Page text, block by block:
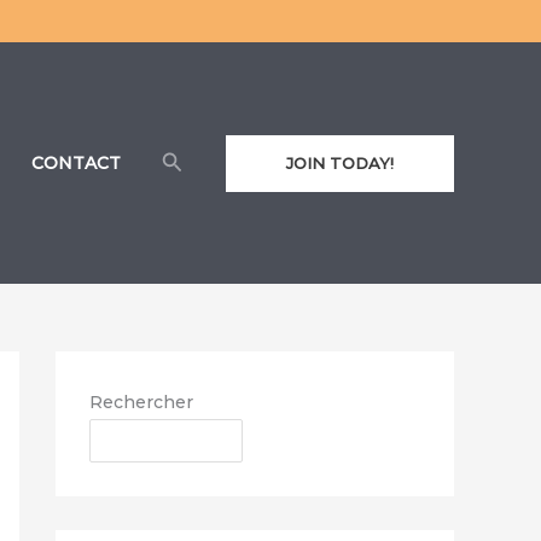
CONTACT RechercherJOIN TODAY!
Rechercher